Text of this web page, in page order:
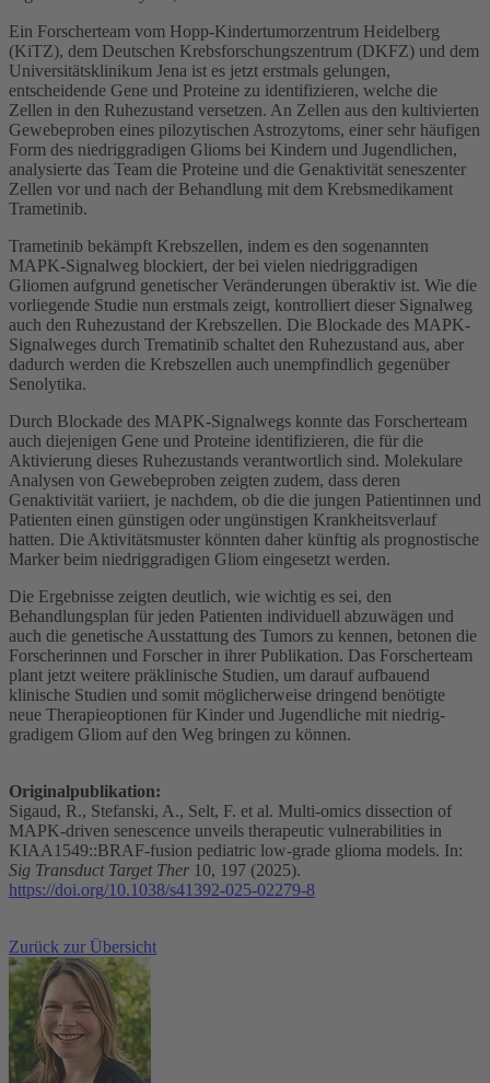
Ein Forscherteam vom Hopp-Kindertumorzentrum Heidelberg
(KiTZ), dem Deutschen Krebsforschungszentrum (DKFZ) und dem
Universitätsklinikum Jena ist es jetzt erstmals gelungen,
entscheidende Gene und Proteine zu identifizieren, welche die
Zellen in den Ruhezustand versetzen. An Zellen aus den kultivierten
Gewebeproben eines pilozytischen Astrozytoms, einer sehr häufigen
Form des niedriggradigen Glioms bei Kindern und Jugendlichen,
analysierte das Team die Proteine und die Genaktivität seneszenter
Zellen vor und nach der Behandlung mit dem Krebsmedikament
Trametinib.
Trametinib bekämpft Krebszellen, indem es den sogenannten
MAPK-Signalweg blockiert, der bei vielen niedriggradigen
Gliomen aufgrund genetischer Veränderungen überaktiv ist. Wie die
vorliegende Studie nun erstmals zeigt, kontrolliert dieser Signalweg
auch den Ruhezustand der Krebszellen. Die Blockade des MAPK-
Signalweges durch Trematinib schaltet den Ruhezustand aus, aber
dadurch werden die Krebszellen auch unempfindlich gegenüber
Senolytika.
Durch Blockade des MAPK-Signalwegs konnte das Forscherteam
auch diejenigen Gene und Proteine identifizieren, die für die
Aktivierung dieses Ruhezustands verantwortlich sind. Molekulare
Analysen von Gewebeproben zeigten zudem, dass deren
Genaktivität variiert, je nachdem, ob die die jungen Patientinnen und
Patienten einen günstigen oder ungünstigen Krankheitsverlauf
hatten. Die Aktivitätsmuster könnten daher künftig als prognostische
Marker beim niedriggradigen Gliom eingesetzt werden.
Die Ergebnisse zeigten deutlich, wie wichtig es sei, den
Behandlungsplan für jeden Patienten individuell abzuwägen und
auch die genetische Ausstattung des Tumors zu kennen, betonen die
Forscherinnen und Forscher in ihrer Publikation. Das Forscherteam
plant jetzt weitere präklinische Studien, um darauf aufbauend
klinische Studien und somit möglicherweise dringend benötigte
neue Therapieoptionen für Kinder und Jugendliche mit niedrig-
gradigem Gliom auf den Weg bringen zu können.
Originalpublikation:
Sigaud, R., Stefanski, A., Selt, F. et al. Multi-omics dissection of
MAPK-driven senescence unveils therapeutic vulnerabilities in
KIAA1549::BRAF-fusion pediatric low-grade glioma models. In:
Sig Transduct Target Ther 10, 197 (2025).
https://doi.org/10.1038/s41392-025-02279-8
Zurück zur Übersicht